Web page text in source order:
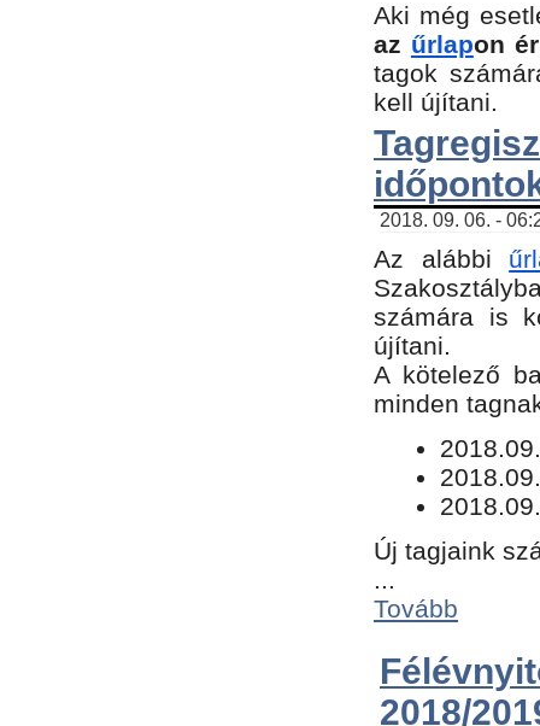
Aki még
az űrlapon
tagok
kell újítani.
2018. 09. 06. -
Az alábbi
számára is
újítani.
​A kötelező
minden
Új tagjaink
...
Tovább
2018/